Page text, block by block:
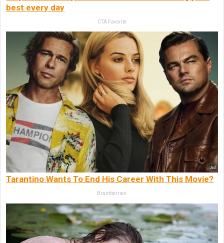
best every day
CTA Favorite
Tarantino Wants To End His Career With This Movie?
Brainberries